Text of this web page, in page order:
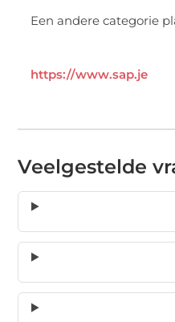
Een andere categorie
https://www.sap.je
Veelgestelde